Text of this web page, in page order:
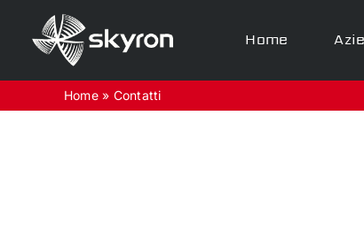
contenuto
Home
Home» Contatti